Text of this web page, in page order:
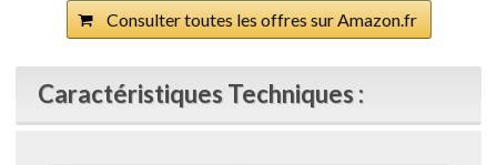
Consulter toutes les offres sur Amazon.fr
Caractéristiques Techniques :